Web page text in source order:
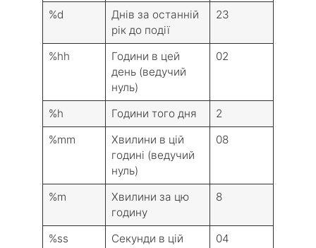
%d
Днів за останній
рік до події
23
%hh
Години в цей
день (ведучий
нуль)
02
%h Години того дня
2
%mm
Хвилини в цій
годині (ведучий
нуль)
08
%m
Хвилини за цю
годину
8
%ss
Секунди в цій
04